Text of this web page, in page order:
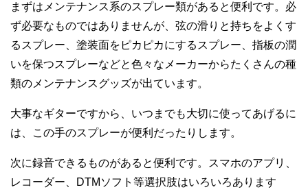
まずはメンテナンス系のスプレー類があると便利です。必
ず必要なものではありませんが、弦の滑りと持ちをよくす
るスプレー、塗装面をピカピカにするスプレー、指板の潤
いを保つスプレーなどと色々なメーカーからたくさんの種
類のメンテナンスグッズが出ています。
大事なギターですから、いつまでも大切に使ってあげるに
は、この手のスプレーが便利だったりします。
次に録音できるものがあると便利です。スマホのアプリ、
レコーダー、DTMソフト等選択肢はいろいろあります